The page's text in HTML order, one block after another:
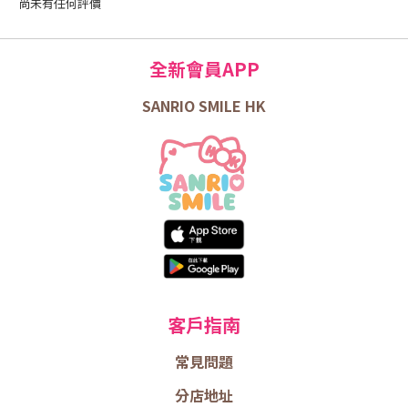
全新會員APP
SANRIO SMILE HK
客戶指南
常見問題
分店地址